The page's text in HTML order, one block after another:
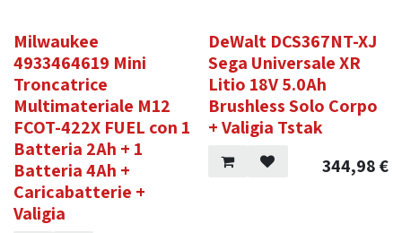
Milwaukee
4933464619 Mini
Troncatrice
Multimateriale M12
FCOT-422X FUEL con 1
Batteria 2Ah + 1
Batteria 4Ah +
Caricabatterie +
Valigia
DeWalt DCS367NT-XJ
Sega Universale XR
Litio 18V 5.0Ah
Brushless Solo Corpo
+ Valigia Tstak
344,98€